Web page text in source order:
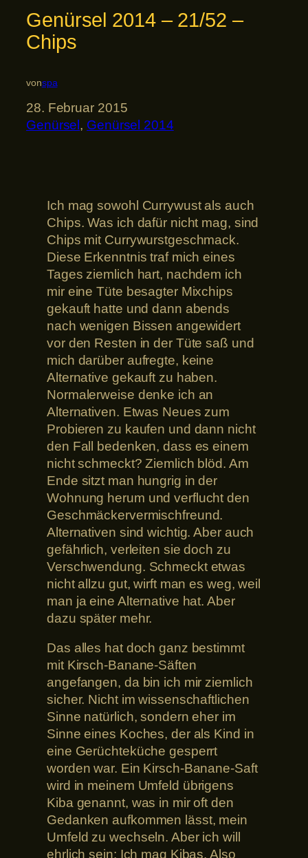
Genürsel 2014 – 21/52 –
Chips
vonspa
28. Februar 2015
Genürsel, Genürsel 2014
Ich mag sowohl Currywust als auch
Chips. Was ich dafür nicht mag, sind
Chips mit Currywurstgeschmack.
Diese Erkenntnis traf mich eines
Tages ziemlich hart, nachdem ich
mir eine Tüte besagter Mixchips
gekauft hatte und dann abends
nach wenigen Bissen angewidert
vor den Resten in der Tüte saß und
mich darüber aufregte, keine
Alternative gekauft zu haben.
Normalerweise denke ich an
Alternativen. Etwas Neues zum
Probieren zu kaufen und dann nicht
den Fall bedenken, dass es einem
nicht schmeckt? Ziemlich blöd. Am
Ende sitzt man hungrig in der
Wohnung herum und verflucht den
Geschmäckervermischfreund.
Alternativen sind wichtig. Aber auch
gefährlich, verleiten sie doch zu
Verschwendung. Schmeckt etwas
nicht allzu gut, wirft man es weg, weil
man ja eine Alternative hat. Aber
dazu später mehr.
Das alles hat doch ganz bestimmt
mit Kirsch-Banane-Säften
angefangen, da bin ich mir ziemlich
sicher. Nicht im wissenschaftlichen
Sinne natürlich, sondern eher im
Sinne eines Koches, der als Kind in
eine Gerüchteküche gesperrt
worden war. Ein Kirsch-Banane-Saft
wird in meinem Umfeld übrigens
Kiba genannt, was in mir oft den
Gedanken aufkommen lässt, mein
Umfeld zu wechseln. Aber ich will
ehrlich sein: Ich mag Kibas. Also